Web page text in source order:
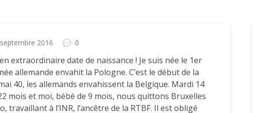
2016 0
extraordinaire date de naissance ! Je suis née le 1er
allemande envahit la Pologne. C’est le début de la
40, les allemands envahissent la Belgique. Mardi 14
mois et moi, bébé de 9 mois, nous quittons Bruxelles
à l’INR, l’ancêtre de la RTBF. Il est obligé